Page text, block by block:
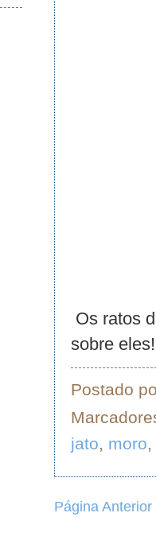
Os ratos
sobre eles!
Postado
jato, moro,
Página Anterior